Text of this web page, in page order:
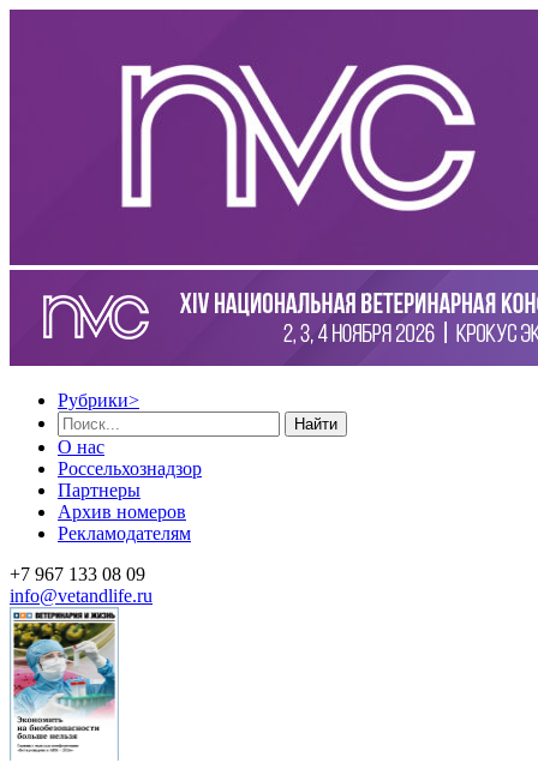
Рубрики>
Найти
О нас
Россельхознадзор
Партнеры
Архив номеров
Рекламодателям
+7 967 133 08 09
info@vetandlife.ru